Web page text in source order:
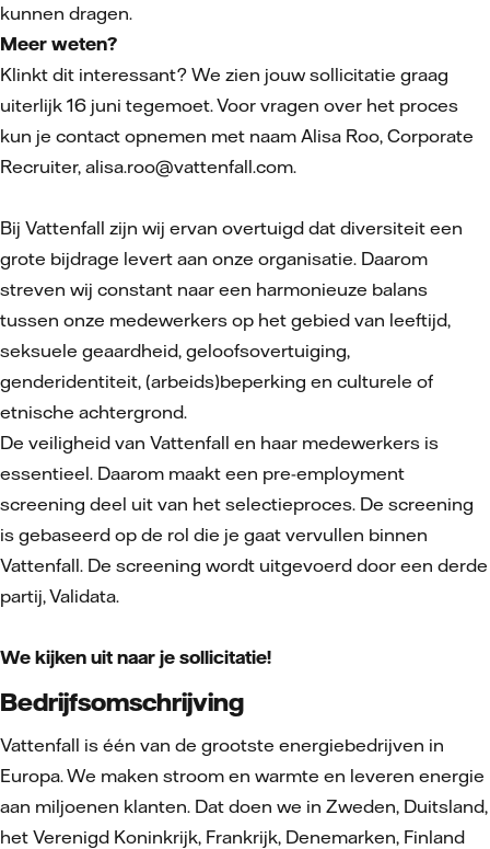
kunnen dragen.
Meer weten?
Klinkt dit interessant? We zien jouw sollicitatie graag
uiterlijk 16 juni tegemoet. Voor vragen over het proces
kun je contact opnemen met naam Alisa Roo, Corporate
Recruiter, alisa.roo@vattenfall.com.
Bij Vattenfall zijn wij ervan overtuigd dat diversiteit een
grote bijdrage levert aan onze organisatie. Daarom
streven wij constant naar een harmonieuze balans
tussen onze medewerkers op het gebied van leeftijd,
seksuele geaardheid, geloofsovertuiging,
genderidentiteit, (arbeids)beperking en culturele of
etnische achtergrond.
De veiligheid van Vattenfall en haar medewerkers is
essentieel. Daarom maakt een pre-employment
screening deel uit van het selectieproces. De screening
is gebaseerd op de rol die je gaat vervullen binnen
Vattenfall. De screening wordt uitgevoerd door een derde
partij, Validata.
We kijken uit naar je sollicitatie!
Bedrijfsomschrijving
Vattenfall is één van de grootste energiebedrijven in
Europa. We maken stroom en warmte en leveren energie
aan miljoenen klanten. Dat doen we in Zweden, Duitsland,
het Verenigd Koninkrijk, Frankrijk, Denemarken, Finland